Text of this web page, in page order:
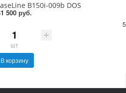
B150i-009b DOS
500 руб.
шт
В корзину